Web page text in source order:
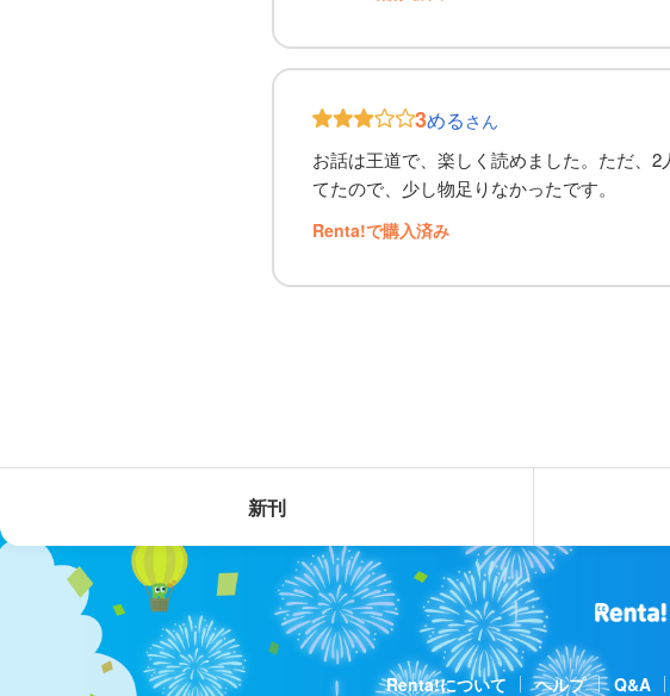
3めるさん
お話は王道で、楽しく読めました。ただ、
てたので、少し物足りなかったです。
Renta!で購入済み
新刊
Renta!について ヘルプ Q&A